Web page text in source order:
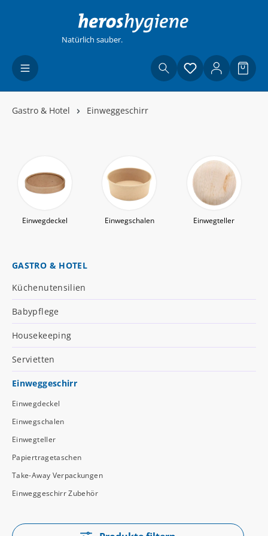
Zum Hauptinhalt springen
Natürlich sauber.
Du hast 0
Gastro & Hotel Einweggeschirr
Einwegdeckel Einwegschalen Einwegteller
GASTRO & HOTEL
Küchenutensilien
Babypflege
Housekeeping
Servietten
Einweggeschirr
Einwegdeckel
Einwegschalen
Einwegteller
Papiertragetaschen
Take-Away Verpackungen
Einweggeschirr Zubehör